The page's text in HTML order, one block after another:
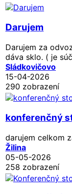
Darujem
Darujem za
dáva sklo. ( je
Sládkovičovo
15-04-2026
290 zobrazení
konferenčný
darujem celkom
Žilina
05-05-2026
258 zobrazení